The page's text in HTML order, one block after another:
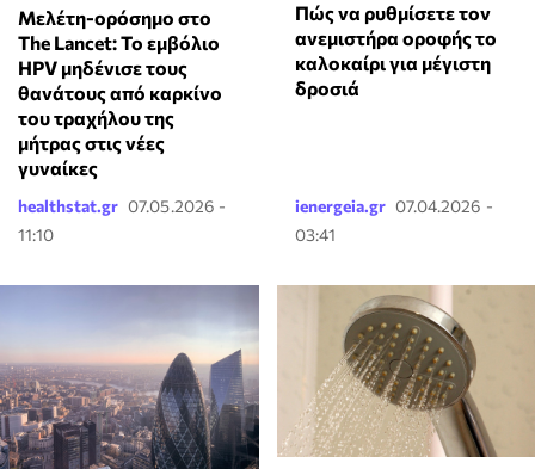
Μελέτη-ορόσημο στο
The Lancet: Το εμβόλιο
HPV μηδένισε τους
θανάτους από καρκίνο
του τραχήλου της
μήτρας στις νέες
γυναίκες
healthstat.gr 07.05.2026 -
11:10
Πώς να ρυθμίσετε τον
ανεμιστήρα οροφής το
καλοκαίρι για μέγιστη
δροσιά
ienergeia.gr 07.04.2026 -
03:41